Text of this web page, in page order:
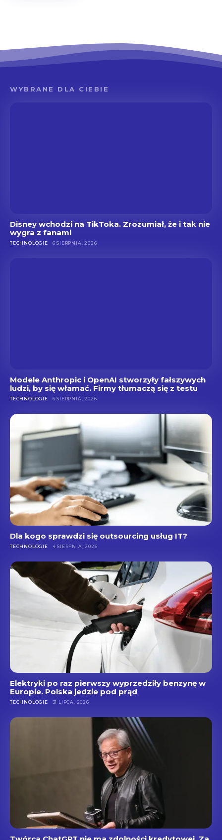
WYBRANE DLA CIEBIE
Disney wchodzi na TikToka. Zrozumiał, że i tak nie
wygra z fanami
TECHNOLOGIE 6 SIERPNIA, 2026
Modele Anthropic i OpenAI stworzyły fałszywych
ludzi, by się włamać. Firmy tłumaczą się z testu
TECHNOLOGIE 6 SIERPNIA, 2026
Dla kogo sprawdzi się outsourcing usług IT?
TECHNOLOGIE 4 SIERPNIA, 2026
Elektryki po raz pierwszy wyprzedziły benzynę w
Europie. Polska jedzie pod prąd
TECHNOLOGIE 31 LIPCA, 2026